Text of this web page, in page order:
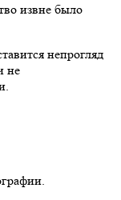
извне было
непрогляд
не